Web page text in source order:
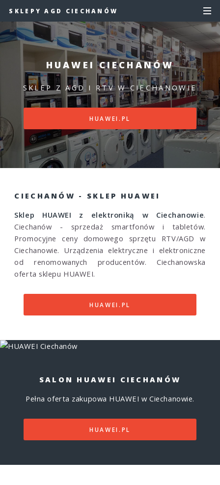
SKLEPY AGD CIECHANÓW
HUAWEI CIECHANÓW
SKLEP Z AGD I RTV W CIECHANOWIE
HUAWEI.PL
CIECHANÓW - SKLEP HUAWEI
Sklep HUAWEI z elektroniką w Ciechanowie.
Ciechanów - sprzedaż smartfonów i tabletów.
Promocyjne ceny domowego sprzętu RTV/AGD w
Ciechanowie. Urządzenia elektryczne i elektroniczne
od renomowanych producentów. Ciechanowska
oferta sklepu HUAWEI.
HUAWEI.PL
SALON HUAWEI CIECHANÓW
Pełna oferta zakupowa HUAWEI w Ciechanowie.
HUAWEI.PL